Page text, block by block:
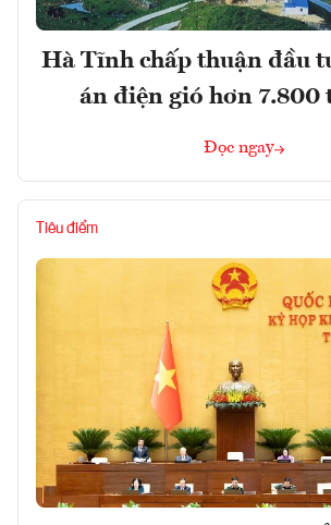
Hà Tĩnh chấp thuận đầu
án điện gió hơn 7.800
Đọc ngay
Tiêu điểm